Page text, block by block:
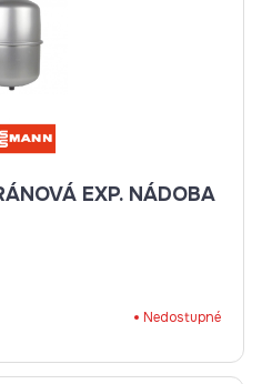
EXP. NÁDOBA
Nedostupné